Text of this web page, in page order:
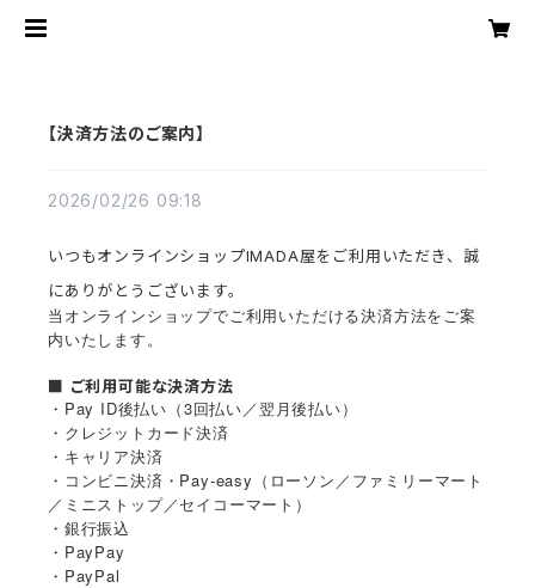
【決済方法のご案内】
2026/02/26 09:18
いつもオンラインショップIMADA屋をご利用いただき、誠
にありがとうございます。
当オンラインショップでご利用いただける決済方法をご案
内いたします。
■ ご利用可能な決済方法
・Pay ID後払い（3回払い／翌月後払い）
・クレジットカード決済
・キャリア決済
・コンビニ決済・Pay-easy（ローソン／ファミリーマート
／ミニストップ／セイコーマート）
・銀行振込
・PayPay
・PayPal